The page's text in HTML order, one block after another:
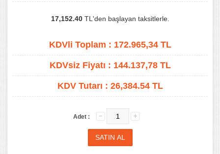
17,152.40TL'den başlayan taksitlerle.
KDVli Toplam : 172.965,34TL
KDVsiz Fiyatı : 144.137,78TL
KDV Tutarı : 26,384.54 TL
Adet :